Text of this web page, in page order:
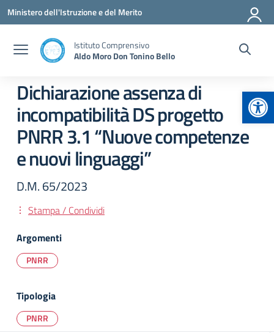
Vai ai contenuti
Vai al menu di navigazione
Vai al footer
Ministero dell'Istruzione e del Merito
Istituto Comprensivo
Aldo Moro Don Tonino Bello
Dichiarazione assenza di
incompatibilità DS progetto
PNRR 3.1 “Nuove competenze
e nuovi linguaggi”
D.M. 65/2023
Stampa / Condividi
Argomenti
PNRR
Tipologia
PNRR